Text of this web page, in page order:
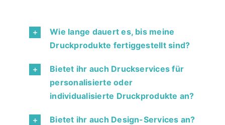
Wie lange dauert es, bis meine
Druckprodukte fertiggestellt sind?
Bietet ihr auch Druckservices für
personalisierte oder
individualisierte Druckprodukte an?
Bietet ihr auch Design-Services an?